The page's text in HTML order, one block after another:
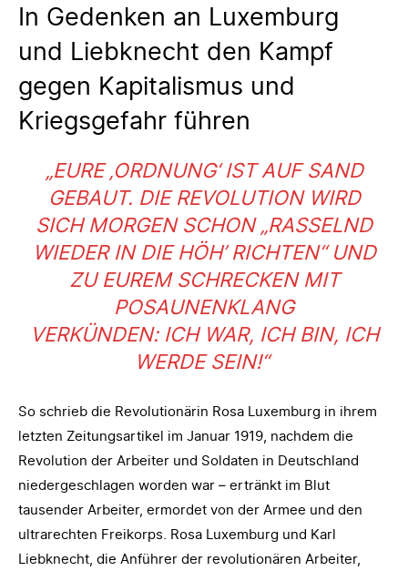
In Gedenken an Luxemburg
und Liebknecht den Kampf
gegen Kapitalismus und
Kriegsgefahr führen
„EURE ‚ORDNUNG‘ IST AUF SAND
GEBAUT. DIE REVOLUTION WIRD
SICH MORGEN SCHON „RASSELND
WIEDER IN DIE HÖH’ RICHTEN“ UND
ZU EUREM SCHRECKEN MIT
POSAUNENKLANG
VERKÜNDEN:ICH WAR, ICH BIN, ICH
WERDE SEIN!“
So schrieb die Revolutionärin Rosa Luxemburg in ihrem
letzten Zeitungsartikel im Januar 1919, nachdem die
Revolution der Arbeiter und Soldaten in Deutschland
niedergeschlagen worden war – ertränkt im Blut
tausender Arbeiter, ermordet von der Armee und den
ultrarechten Freikorps. Rosa Luxemburg und Karl
Liebknecht, die Anführer der revolutionären Arbeiter,